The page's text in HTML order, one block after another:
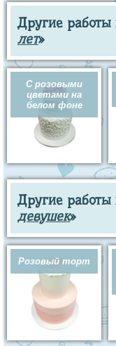
Другие работы
лет»
С розовыми
цветами на
белом фоне
Другие работы
девушек»
Розовый торт